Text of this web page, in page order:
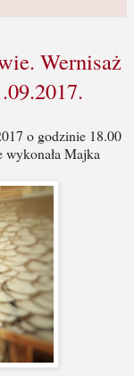
Wernisaż
o godzinie 18.00
Majka